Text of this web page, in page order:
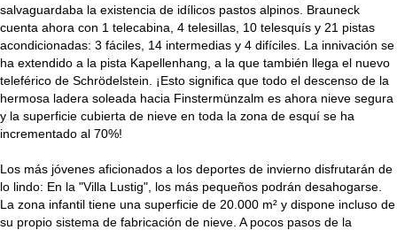
salvaguardaba la existencia de idílicos pastos alpinos. Brauneck
cuenta ahora con 1 telecabina, 4 telesillas, 10 telesquís y 21 pistas
acondicionadas: 3 fáciles, 14 intermedias y 4 difíciles. La innivación se
ha extendido a la pista Kapellenhang, a la que también llega el nuevo
teleférico de Schrödelstein. ¡Esto significa que todo el descenso de la
hermosa ladera soleada hacia Finstermünzalm es ahora nieve segura
y la superficie cubierta de nieve en toda la zona de esquí se ha
incrementado al 70%!
Los más jóvenes aficionados a los deportes de invierno disfrutarán de
lo lindo: En la "Villa Lustig", los más pequeños podrán desahogarse.
La zona infantil tiene una superficie de 20.000 m² y dispone incluso de
su propio sistema de fabricación de nieve. A pocos pasos de la